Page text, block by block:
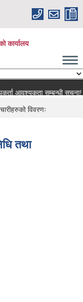
कार्यालय
सम्बन्धी सूचना!
विवरणः
तथा